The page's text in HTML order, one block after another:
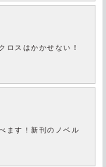
ロスはかかせない！
ます！新刊のノベル